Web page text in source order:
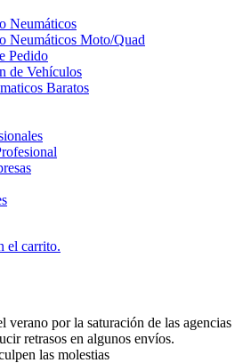
Neumáticos
Neumáticos Moto/Quad
Pedido
de Vehículos
Baratos
el carrito.
verano por la saturación de las agencias
retrasos en algunos envíos.
las molestias